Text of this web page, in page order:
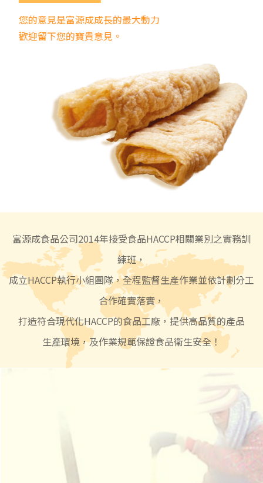
您的意見是富源成成長的最大動力
歡迎留下您的寶貴意見。
富源成食品公司2014年接受食品HACCP相關業別之實務訓
練班，
成立HACCP執行小組團隊，全程監督生產作業並依計劃分工
合作確實落實，
打造符合現代化HACCP的食品工廠，提供高品質的產品
生產環境，及作業規範保證食品衛生安全！